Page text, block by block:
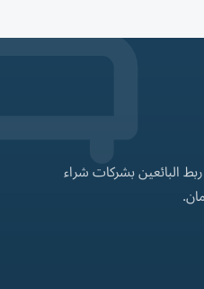
البائعين بشركات شراء